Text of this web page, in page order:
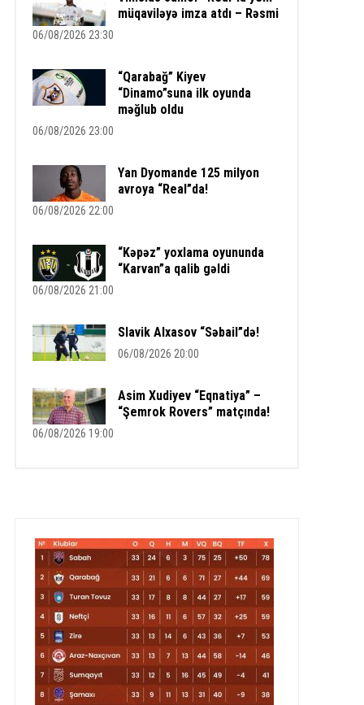
müqaviləyə imza atdı – Rəsmi
06/08/2026 23:30
“Qarabağ” Kiyev
“Dinamo”suna ilk oyunda
məğlub oldu
06/08/2026 23:00
Yan Dyomande 125 milyon
avroya “Real”da!
06/08/2026 22:00
“Kəpəz” yoxlama oyununda
“Karvan”a qalib gəldi
06/08/2026 21:00
Slavik Alxasov “Səbail”də!
06/08/2026 20:00
Asim Xudiyev “Eqnatiya” –
“Şemrok Rovers” matçında!
06/08/2026 19:00